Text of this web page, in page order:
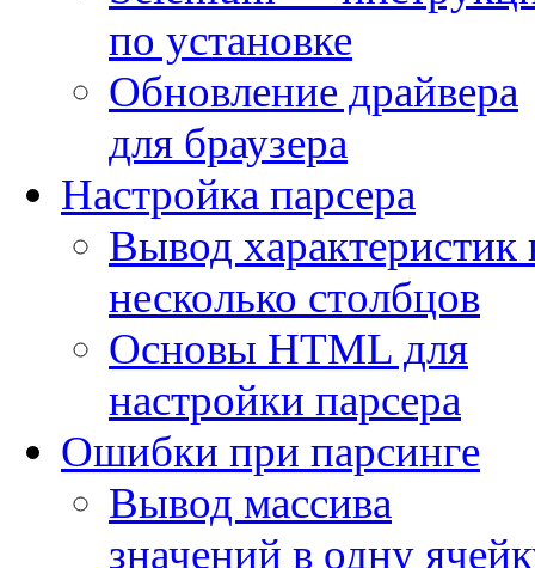
по установке
Обновление драйвера
для браузера
Настройка парсера
Вывод характеристик
несколько столбцов
Основы HTML для
настройки парсера
Ошибки при парсинге
Вывод массива
значений в одну